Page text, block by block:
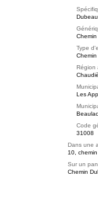
Dubeau
Chemin
Type
Chemin
Région
Les
Code
31008
Dans une
10,
Sur un
Chemin